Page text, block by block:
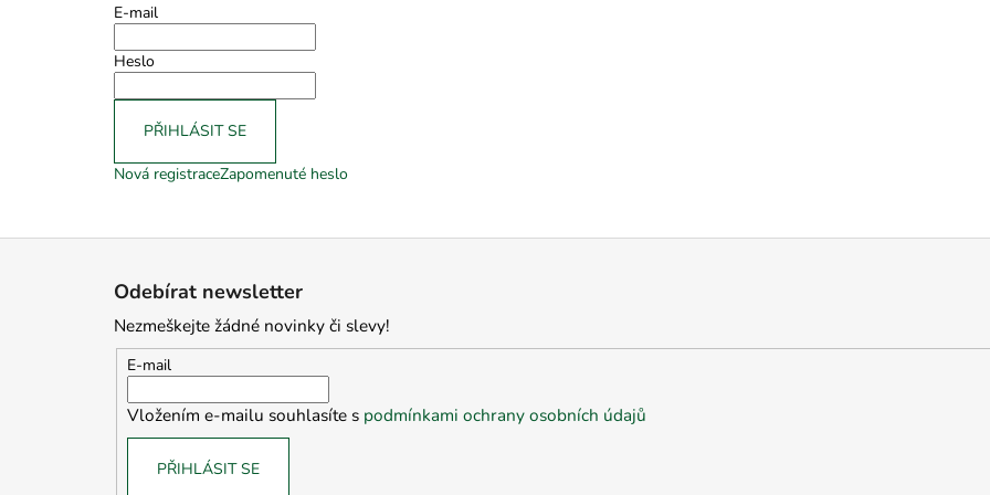
E-mail
Heslo
PŘIHLÁSIT SE
Nová registraceZapomenuté heslo
Odebírat newsletter
Nezmeškejte žádné novinky či slevy!
E-mail
Vložením e-mailu souhlasíte s podmínkami ochrany osobních údajů
PŘIHLÁSIT SE